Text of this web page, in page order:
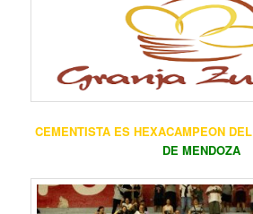
CEMENTISTA ES HEXACAMPEON DEL
DE MENDOZA